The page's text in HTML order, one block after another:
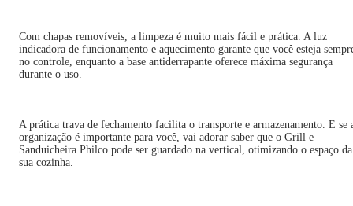
Com chapas removíveis, a limpeza é muito mais fácil e prática. A luz
indicadora de funcionamento e aquecimento garante que você esteja
no controle, enquanto a base antiderrapante oferece máxima segurança
durante o uso.
A prática trava de fechamento facilita o transporte e armazenamento. E se
organização é importante para você, vai adorar saber que o Grill e
Sanduicheira Philco pode ser guardado na vertical, otimizando o espaço da
sua cozinha.